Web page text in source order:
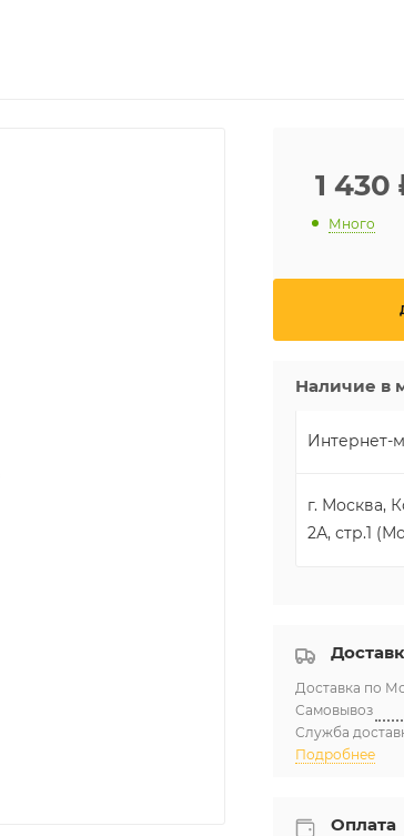
1 430
Много
Наличие в
Интернет-
г. Москва,
2А, стр.1
Доставка по
Самовывоз
Служба
Подробнее
Оплата